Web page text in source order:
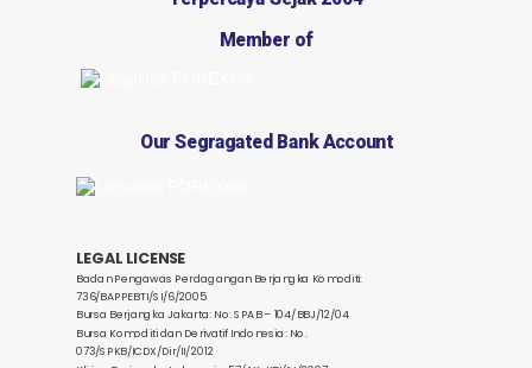
LEGAL LICENSE
Badan Pengawas Perdagangan Berjangka Komoditi:
736/BAPPEBTI/SI/6/2005
Bursa Berjangka Jakarta: No. SPAB – 104/BBJ/12/04
Bursa Komoditi dan Derivatif Indonesia: No.
073/SPKB/ICDX/Dir/II/2012
Member of
Our Segragated Bank Account